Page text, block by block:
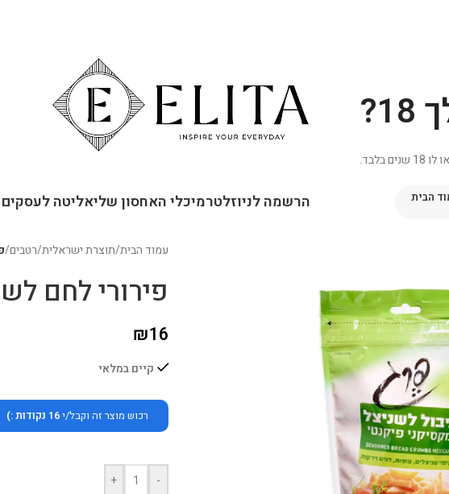
הבית במדיה הרשמה לניוזלטרמיכלי האחסון שליאליטה לעסקים
עמוד הבית/תוצרת ישראלית/רטבים/
פירורי לחם
₪16
קיים במלאי
רכוש מוצר זה וקבל/י16 נקודות :)
-
+